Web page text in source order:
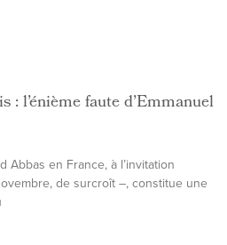
: l’énième faute d’Emmanuel
Abbas en France, à l’invitation
de surcroît –, constitue une